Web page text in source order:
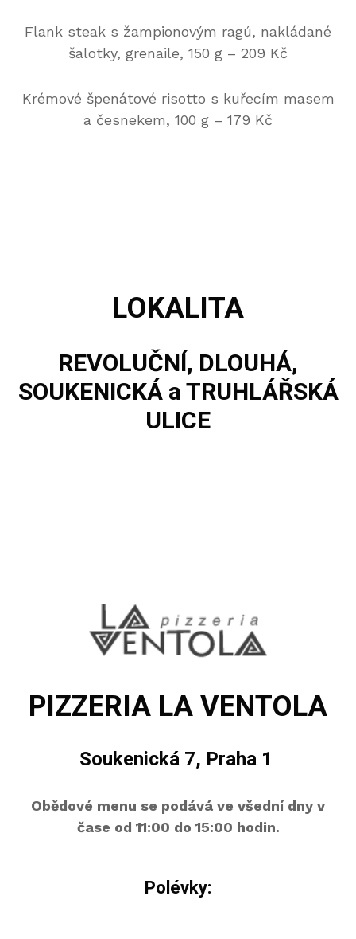
Flank steak s žampionovým ragú, nakládané
šalotky, grenaile, 150 g – 209 Kč
Krémové špenátové risotto s kuřecím masem
a česnekem, 100 g – 179 Kč
LOKALITA
REVOLUČNÍ, DLOUHÁ,
SOUKENICKÁaTRUHLÁŘSKÁ
ULICE
PIZZERIA LA VENTOLA
Soukenická 7, Praha 1
Obědové menu se podává ve všední dny v
čase od 11:00 do 15:00 hodin.
Polévky: